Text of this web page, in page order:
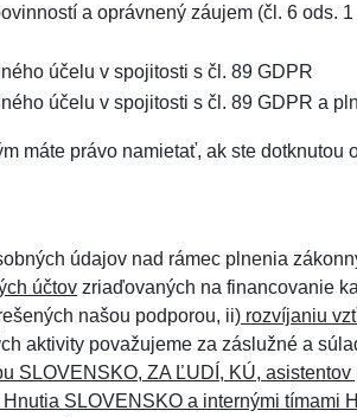
a oprávnený záujem (čl. 6 ods.
účelu v spojitosti s čl. 89 GDPR
účelu v spojitosti s čl. 89 GDPR a
máte právo namietať, ak ste dotknutou
údajov nad rámec plnenia
účtov zriaďovaných na financovanie
našou podporou, ii) rozvíjaniu
aktivity považujeme za záslužné a
ZA ĽUDÍ, KÚ,
SLOVENSKO a internými tímami